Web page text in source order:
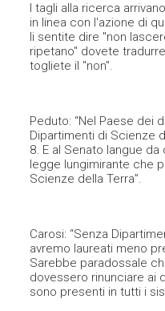
I tagli alla ricerca
in linea con l'azione di
li sentite dire "non
ripetano" dovete
togliete il "non".
Peduto: “Nel Paese dei
Dipartimenti di Scienze
8. E al Senato langue
legge lungimirante che
Scienze della Terra”.
Carosi: “Senza
avremo laureati meno
Sarebbe paradossale
dovessero rinunciare ai
sono presenti in tutti i